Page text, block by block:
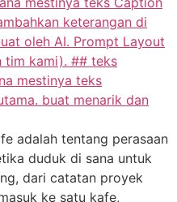
adalah tentang perasaan
duduk di sana untuk
dari catatan proyek
ke satu kafe,